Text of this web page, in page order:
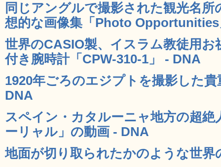
同じアングルで撮影された観光名所
想的な画像集「Photo
世界のCASIO製、イスラム教徒用
付き腕時計「CPW-310-1」 - DNA
1920年ごろのエジプトを撮影した
DNA
スペイン・カタルーニャ地方の超
ーリャル」の動画 - DNA
地面が切り取られたかのような世界